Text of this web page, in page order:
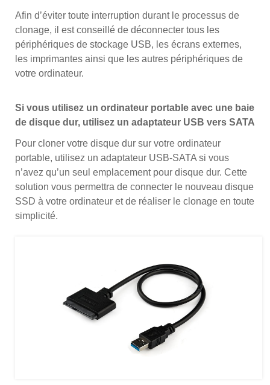
Afin d’éviter toute interruption durant le processus de
clonage, il est conseillé de déconnecter tous les
périphériques de stockage USB, les écrans externes,
les imprimantes ainsi que les autres périphériques de
votre ordinateur.
Si vous utilisez un ordinateur portable avec une baie
de disque dur, utilisez un adaptateur USB vers SATA
Pour cloner votre disque dur sur votre ordinateur
portable, utilisez un adaptateur USB-SATA si vous
n’avez qu’un seul emplacement pour disque dur. Cette
solution vous permettra de connecter le nouveau disque
SSD à votre ordinateur et de réaliser le clonage en toute
simplicité.